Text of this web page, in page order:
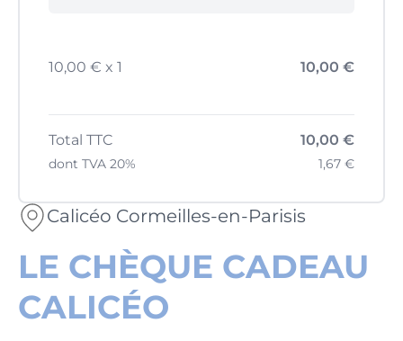
Calicéo Cormeilles-en-Parisis
LE CHÈQUE CADEAU
CALICÉO
10,00 € x 1 10,00 €
Total TTC 10,00 €
dont TVA 20% 1,67 €